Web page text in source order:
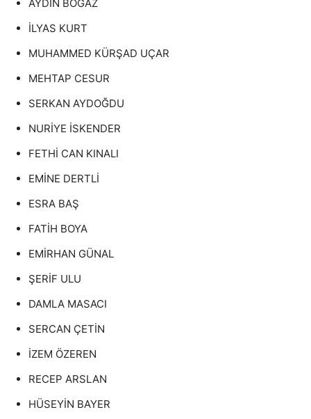
AYDIN BOĞAZ
İLYAS KURT
MUHAMMED KÜRŞAD UÇAR
MEHTAP CESUR
SERKAN AYDOĞDU
NURİYE İSKENDER
FETHİ CAN KINALI
EMİNE DERTLİ
ESRA BAŞ
FATİH BOYA
EMİRHAN GÜNAL
ŞERİF ULU
DAMLA MASACI
SERCAN ÇETİN
İZEM ÖZEREN
RECEP ARSLAN
HÜSEYİN BAYER